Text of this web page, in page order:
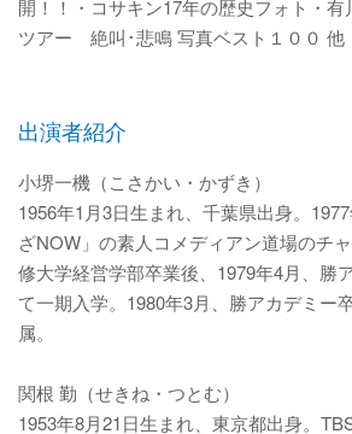
開！！・コサキン17年の歴史フォト・
ツアー 絶叫･悲鳴 写真ベスト１００ 他
出演者紹介
小堺一機（こさかい・かずき）
1956年1月3日生まれ、千葉県出身。
ざNOW」の素人コメディアン道場のチ
修大学経営学部卒業後、1979年4月、勝
て一期入学。1980年3月、勝アカデミー
属。
関根 勤（せきね・つとむ）
1953年8月21日生まれ、東京都出身。